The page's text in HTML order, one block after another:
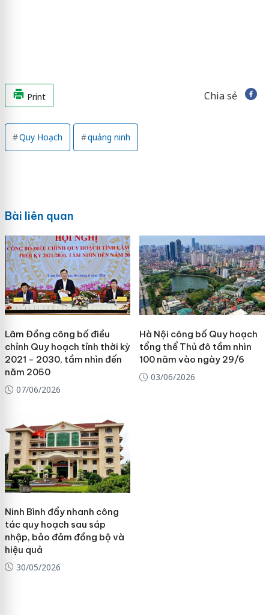
Print Chia sẻ
Quy Hoạch quảng ninh
Bài liên quan
Lâm Đồng công bố điều
chỉnh Quy hoạch tỉnh thời kỳ
2021 - 2030, tầm nhìn đến
năm 2050
07/06/2026
Hà Nội công bố Quy hoạch
tổng thể Thủ đô tầm nhìn
100 năm vào ngày 29/6
03/06/2026
Ninh Bình đẩy nhanh công
tác quy hoạch sau sáp
nhập, bảo đảm đồng bộ và
hiệu quả
30/05/2026